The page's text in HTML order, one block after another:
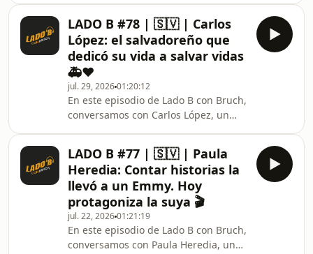
de la música tropical en El Salvador.
Pero detrás del artista que todos
conocen como &quot;Pura Uva&quot;,
existe una vida marcada por el
esfuerzo, los momentos de gloria, las
caídas más difíciles y la
determinación de volver a empezar.En
este episodio de Lado B con Bruch,
conversamos con
LADO B #78 | 🇸🇻 | Carlos
López: el salvadoreño que
dedicó su vida a salvar vidas
🚑❤️
jul. 29, 202601:20:12
En este episodio de Lado B con Bruch,
conversamos con Carlos López, un
cinco décadas ha dedicado su vida a
servir a los demás desde la Cruz Roja
Salvadoreña. Una historia que
demuestra que el heroísmo no
siempre aparece en los titulares,
muchas veces se construye en
silencio y salvando una vida a la
vez.Desde una infancia marcada por
LADO B #77 | 🇸🇻 | Paula
Heredia: Contar historias la
llevó a un Emmy. Hoy
protagoniza la suya 🎬
jul. 22, 202601:21:19
En este episodio de Lado B con Bruch,
conversamos con Paula Heredia, una